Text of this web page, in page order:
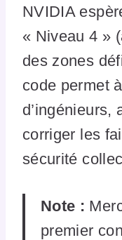
NVIDIA
« Niveau 4 »
des zones
code permet
d’ingénieurs,
corriger les
sécurité
Note :
premier